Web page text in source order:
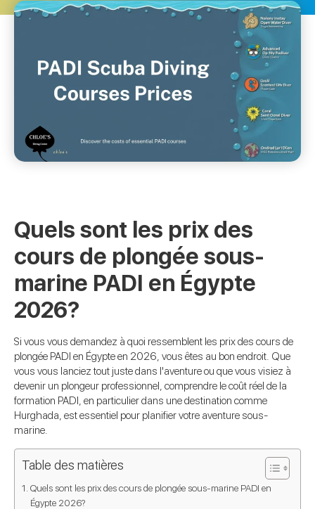
Quels sont les prix des
cours de plongée sous-
marine PADI en Égypte
2026?
Si vous vous demandez à quoi ressemblent les prix des cours de
plongée PADI en Égypte en 2026, vous êtes au bon endroit. Que
vous vous lanciez tout juste dans l'aventure ou que vous visiez à
devenir un plongeur professionnel, comprendre le coût réel de la
formation PADI, en particulier dans une destination comme
Hurghada, est essentiel pour planifier votre aventure sous-
marine.
Table des matières
Quels sont les prix des cours de plongée sous-marine PADI en
Égypte 2026?